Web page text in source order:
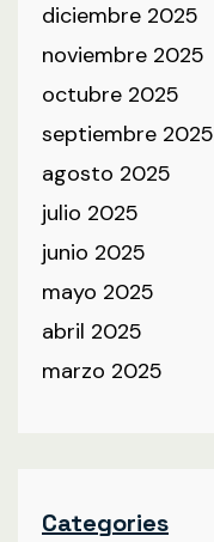
diciembre 2025
noviembre 2025
octubre 2025
septiembre 2025
agosto 2025
julio 2025
junio 2025
mayo 2025
abril 2025
marzo 2025
Categories